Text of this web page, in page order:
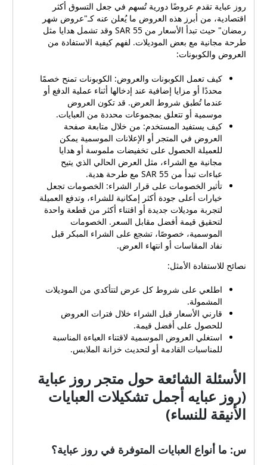
روز عباية تقدم عروضًا دورية تُسهم في جعل التسوق أكثر
اقتصادية، من أبرز هذه العروض ما يُعلن عنه كـ"عروض شهر
رمضان" حيث تبدأ الأسعار من 55 SAR وقد تشمل هدايا مثل
طرحة مجانية مع بعض الموديلات. لفهم كيفية الاستفادة من
العروض والكوبونات:
كيف تعمل الكوبونات والعروض: الكوبونات تمنح خصمًا
محددًا أو مزايا إضافية عند إدخالها أثناء عملية الدفع أو
عندما تُطبق شروط العرض. قد تكون العروض
موسمية أو تتعلق بمجموعات محددة من العبايات.
كيف يستفيد المستخدم: من خلال متابعة صفحة
العروض في المتجر أو الإعلانات الموسمية يمكن
للعميلة الحصول على تخفيضات ملموسة أو هدايا
مجانية مع الشراء، مثل العرض الحالي الذي يتيح
عباءات تبدأ من 55 SAR مع طرحة هدية.
تأثير الخصومات على قرار الشراء: الخصومات تجعل
خيارات أعلى جودة أكثر إمكانية للشراء، وتدفع العميلة
لتجربة موديلات جديدة أو اقتناء أكثر من قطعة واحدة
لتحقيق قيمة أفضل مقابل السعر. الخصومات
الموسمية، خصوصًا، تشجع على الشراء المبكر قبل
نفاد المقاسات أو انتهاء العرض.
نصائح للاستفادة الأمثل:
اطلعي على شروط كل عرض لتتأكدي من الموديلات
المشمولة.
قارني الأسعار قبل الشراء خلال فترات العروض
للحصول على أفضل قيمة.
استغلي العروض الموسمية لاقتناء العباءة المناسبة
للمناسبات القادمة أو لتحديث خزانة الملابس.
الأسئلة الشائعة حول متجر روز عباية
(روز عبايه أجمل تشكيلات العبايات
الأنيقة للنساء)
س: ما أنواع العبايات المتوفرة في روز عباية؟